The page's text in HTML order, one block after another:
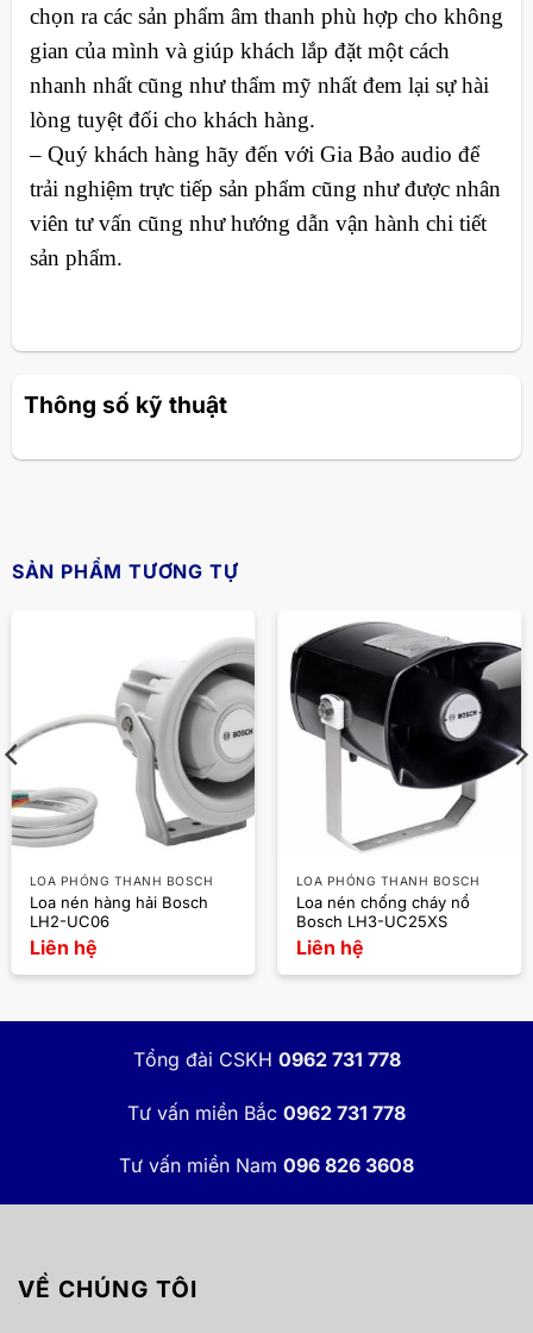
chọn ra các sản phẩm âm thanh phù hợp cho không
gian của mình và giúp khách lắp đặt một cách
nhanh nhất cũng như thẩm mỹ nhất đem lại sự hài
lòng tuyệt đối cho khách hàng.
– Quý khách hàng hãy đến với Gia Bảo audio để
trải nghiệm trực tiếp sản phẩm cũng như được nhân
viên tư vấn cũng như hướng dẫn vận hành chi tiết
sản phẩm.
Thông số kỹ thuật
SẢN PHẨM TƯƠNG TỰ
LOA PHÓNG THANH BOSCH
Loa nén hàng hải Bosch
LH2-UC06
Liên hệ
LOA PHÓNG THANH BOSCH
Loa nén chống cháy nổ
Bosch LH3-UC25XS
Liên hệ
Tổng đài CSKH 0962 731 778
Tư vấn miền Bắc 0962 731 778
Tư vấn miền Nam 096 826 3608
VỀ CHÚNG TÔI